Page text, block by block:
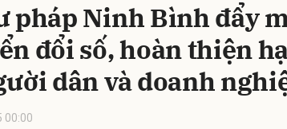
pháp Ninh Bình đẩy
đổi số, hoàn thiện
dân và doanh
00:00